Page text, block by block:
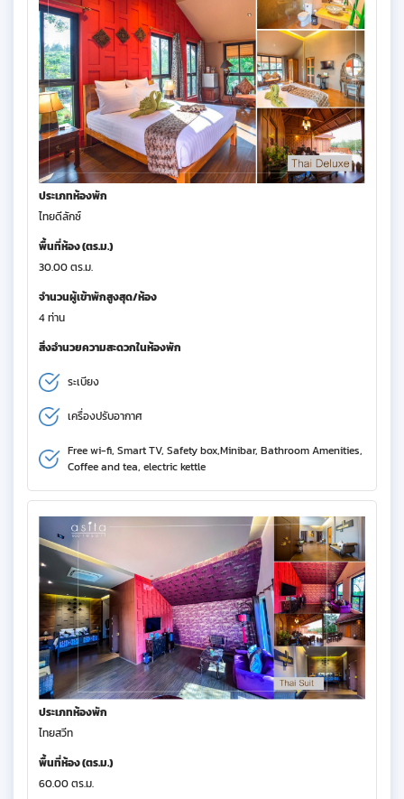
ประเภทห้องพัก
ไทยดีลักซ์
พื้นที่ห้อง (ตร.ม.)
30.00 ตร.ม.
จำนวนผู้เข้าพักสูงสุด/ห้อง
4 ท่าน
สิ่งอำนวยความสะดวกในห้องพัก
ระเบียง
เครื่องปรับอากาศ
Free wi-fi, Smart TV, Safety box,Minibar, Bathroom Amenities,
Coffee and tea, electric kettle
ประเภทห้องพัก
ไทยสวีท
พื้นที่ห้อง (ตร.ม.)
60.00 ตร.ม.